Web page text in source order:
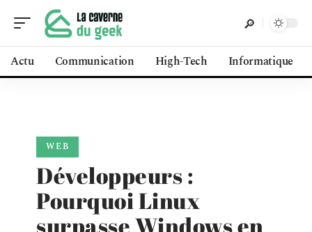
Actu Communication High-Tech Informatique
WEB
Développeurs :
Pourquoi Linux
surpasse Windows en